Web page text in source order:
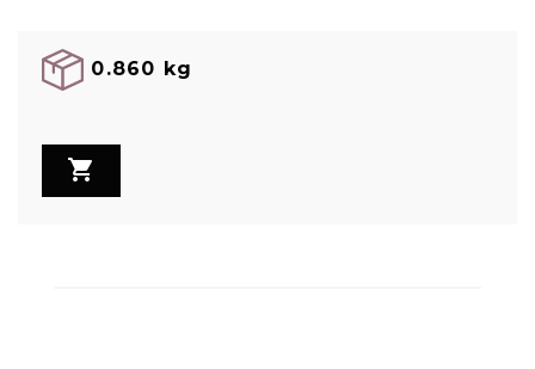
0.860 kg
